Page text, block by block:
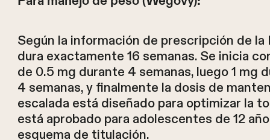
Según la información de prescripción de
dura exactamente 16 semanas. Se inicia
de 0.5 mg durante 4 semanas, luego 1 mg
4 semanas, y finalmente la dosis de
escalada está diseñado para optimizar la
está aprobado para adolescentes de 12
esquema de titulación.